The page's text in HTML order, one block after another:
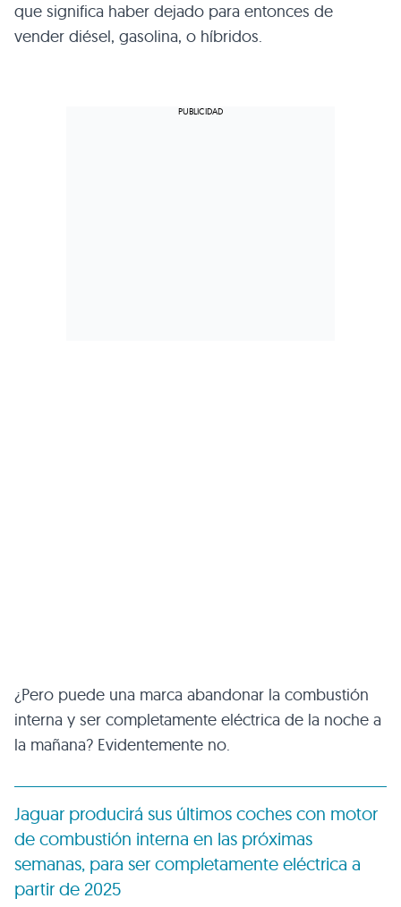
que significa haber dejado para entonces de
vender diésel, gasolina, o híbridos.
¿Pero puede una marca abandonar la combustión
interna y ser completamente eléctrica de la noche a
la mañana? Evidentemente no.
Jaguar producirá sus últimos coches con motor
de combustión interna en las próximas
semanas, para ser completamente eléctrica a
partir de 2025